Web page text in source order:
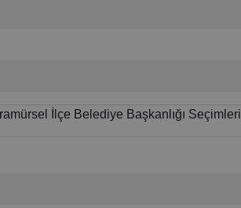
İlçe Belediye Başkanlığı Seçimleri